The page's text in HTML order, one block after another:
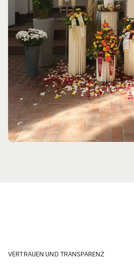
VERTRAUEN UND TRANSPARENZ